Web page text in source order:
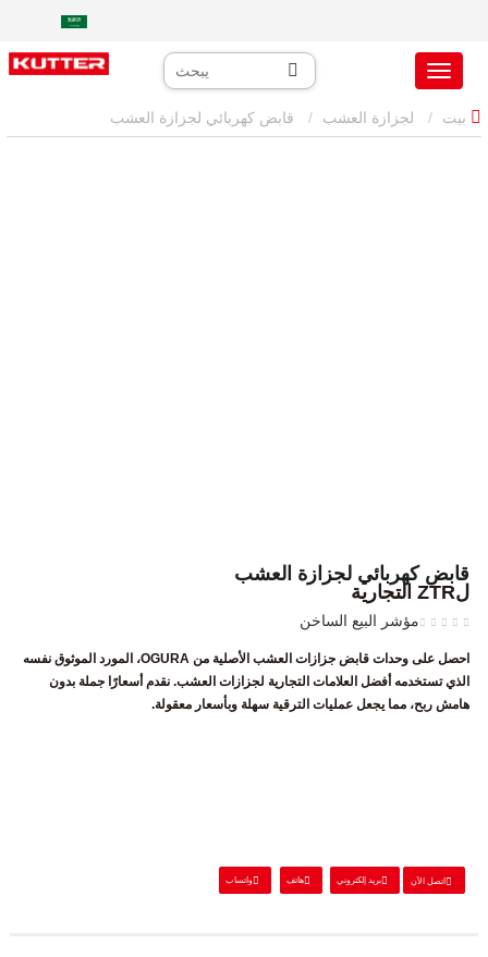
لجزازة العشب
قابض كهربائي لجزازة العشب
لZTR التجارية
مؤشر البيع الساخن
احصل على وحدات قابض جزازات العشب الأصلية من OGURA، المورد الموثوق نفسه
الذي تستخدمه أفضل العلامات التجارية لجزازات العشب. نقدم أسعارًا جملة بدون
هامش ربح، مما يجعل عمليات الترقية سهلة وبأسعار معقولة.
اتصل الآن بريد إلكتروني هاتف واتساب